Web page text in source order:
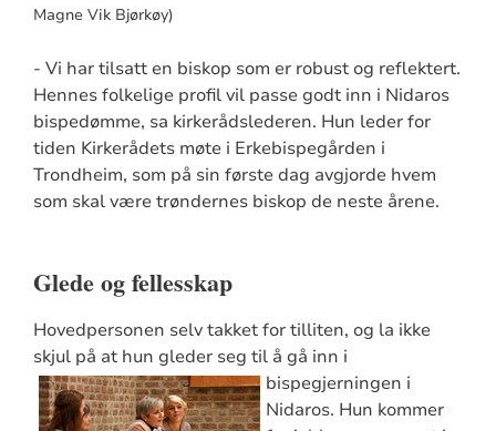
Magne Vik Bjørkøy)
- Vi har tilsatt en biskop som er robust og reflektert.
Hennes folkelige profil vil passe godt inn i Nidaros
bispedømme, sa kirkerådslederen. Hun leder for
tiden Kirkerådets møte i Erkebispegården i
Trondheim, som på sin første dag avgjorde hvem
som skal være trøndernes biskop de neste årene.
Glede og fellesskap
Hovedpersonen selv takket for tilliten, og la ikke
skjul på at hun gleder seg til å gå inn i
bispegjerningen i
Nidaros. Hun kommer